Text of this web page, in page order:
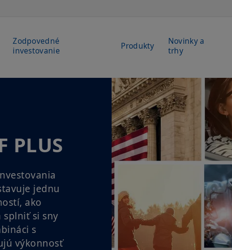
Zodpovedné
investovanie
Produkty
Novinky a
trhy
PLUS
jednu
ako
splniť si sny
s
výkonnosť